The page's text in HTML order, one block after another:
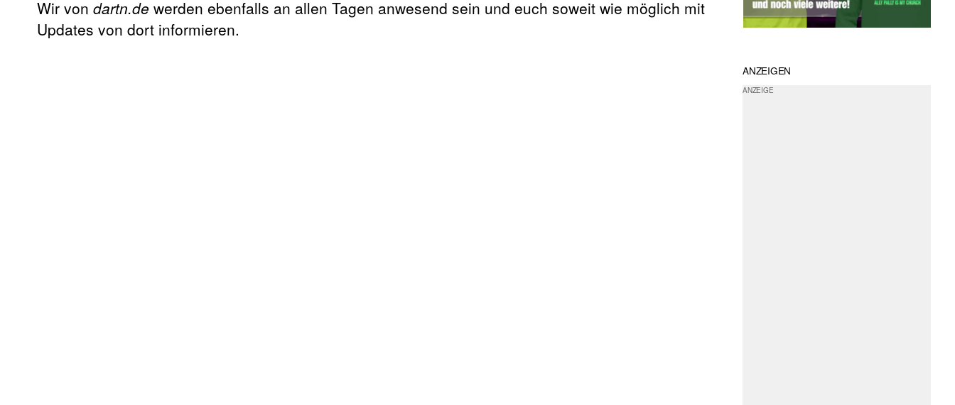
Wir von dartn.de werden ebenfalls an allen Tagen anwesend sein und euch soweit wie möglich mit
Updates von dort informieren.
ANZEIGEN